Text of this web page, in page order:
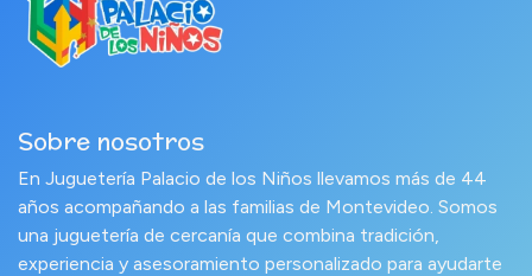
Sobre nosotros
En Juguetería Palacio de los Niños llevamos más de 44
años acompañando a las familias de Montevideo. Somos
una juguetería de cercanía que combina tradición,
experiencia y asesoramiento personalizado para ayudarte